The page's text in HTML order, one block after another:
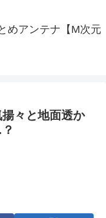
めアンテナ【M次元
揚々と地面透か